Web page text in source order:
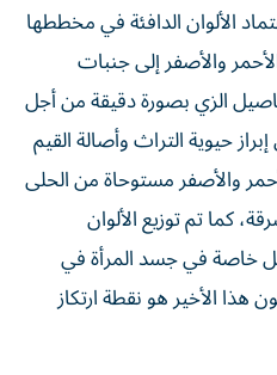
الألوان الدافئة في مخططها
والأصفر إلى جنبات
الزي بصورة دقيقة من أجل
حيوية التراث وأصالة القيم
والأصفر مستوحاة من الحلى
كما تم توزيع الألوان
خاصة في جسد المرأة في
هذا الأخير هو نقطة ارتكاز